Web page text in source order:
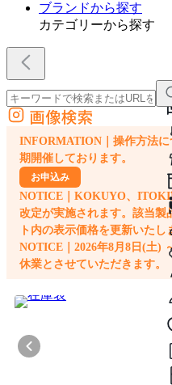
ブランドから探す
カテゴリーから探す
外部サイトの商品をカートに追加
他のサイトで見つけた商品ページのURLを貼
画像検索
INFORMATION｜操作方法
期開催しております。
お申込み
NOTICE｜KOKUYO、ITOKI
改定が実施されます。該当製
ト内の表示価格を更新いたし
NOTICE｜2026年8月8日(土)
休業とさせていただきます。